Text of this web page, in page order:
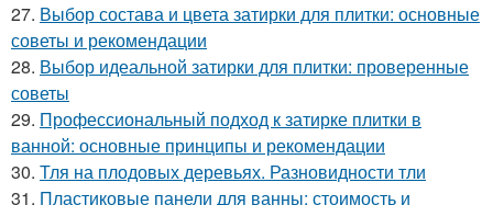
27. Выбор состава и цвета затирки для плитки: основные
советы и рекомендации
28. Выбор идеальной затирки для плитки: проверенные
советы
29. Профессиональный подход к затирке плитки в
ванной: основные принципы и рекомендации
30. Тля на плодовых деревьях. Разновидности тли
31. Пластиковые панели для ванны: стоимость и